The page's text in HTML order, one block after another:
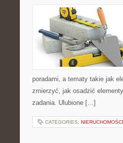
poradami, a tematy takie jak
zmierzyć, jak osadzić
zadania. Ulubione […]
CATEGORIES: NIERUCHOMOŚCI